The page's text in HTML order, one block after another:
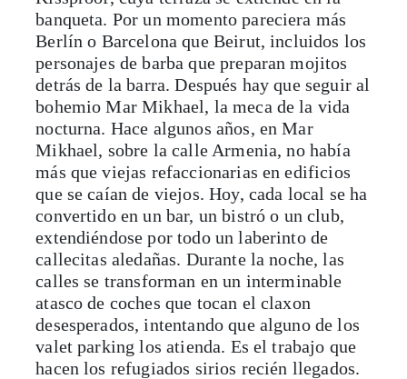
banqueta. Por un momento pareciera más
Berlín o Barcelona que Beirut, incluidos los
personajes de barba que preparan mojitos
detrás de la barra. Después hay que seguir al
bohemio Mar Mikhael, la meca de la vida
nocturna. Hace algunos años, en Mar
Mikhael, sobre la calle Armenia, no había
más que viejas refaccionarias en edificios
que se caían de viejos. Hoy, cada local se ha
convertido en un bar, un bistró o un club,
extendiéndose por todo un laberinto de
callecitas aledañas. Durante la noche, las
calles se transforman en un interminable
atasco de coches que tocan el claxon
desesperados, intentando que alguno de los
valet parking los atienda. Es el trabajo que
hacen los refugiados sirios recién llegados.